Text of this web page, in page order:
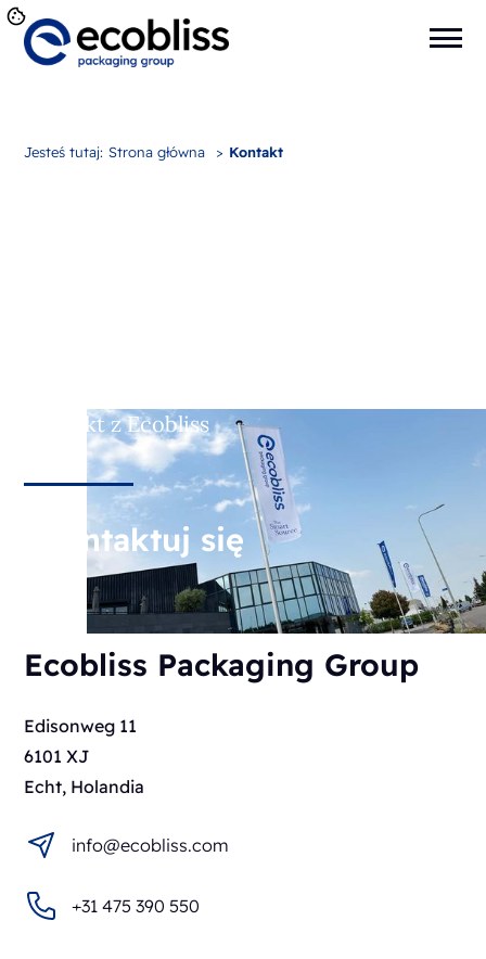
Jesteś tutaj: Strona główna > Kontakt
Kontakt z Ecobliss
Skontaktuj się
Ecobliss Packaging Group
Edisonweg 11
6101 XJ
Echt, Holandia
info@ecobliss.com
+31 475 390 550